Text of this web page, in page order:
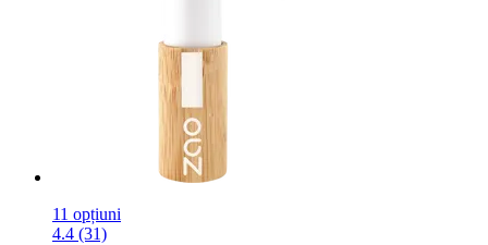
11 opțiuni
4.4 (31)